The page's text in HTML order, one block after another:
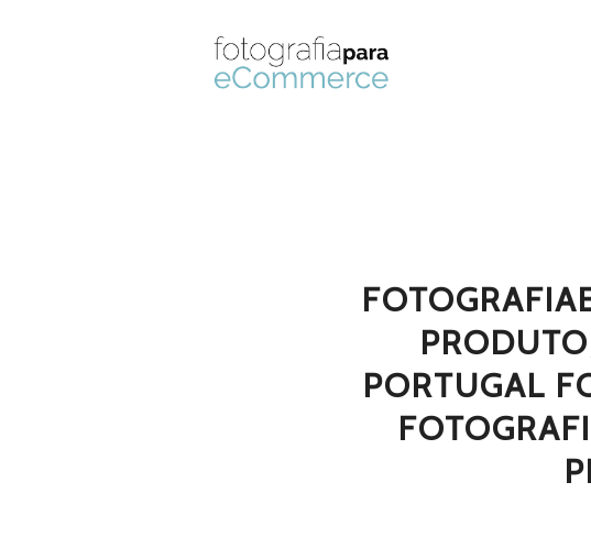
PORTUGAL